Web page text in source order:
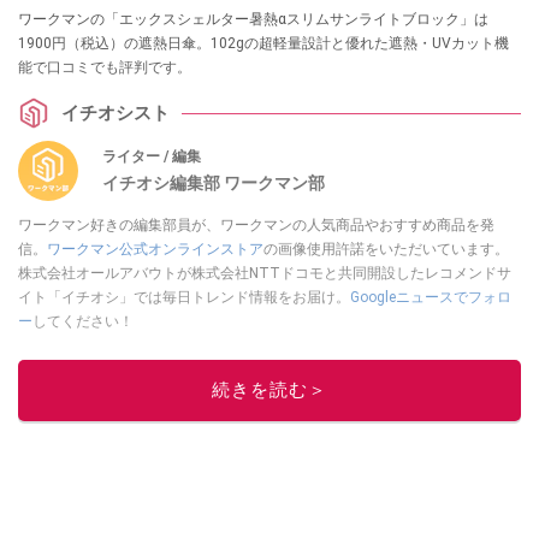
ワークマンの「エックスシェルター暑熱αスリムサンライトブロック」は
1900円（税込）の遮熱日傘。102gの超軽量設計と優れた遮熱・UVカット機
能で口コミでも評判です。
イチオシスト
ライター / 編集
イチオシ編集部 ワークマン部
ワークマン好きの編集部員が、ワークマンの人気商品やおすすめ商品を発
信。 ワークマン公式オンラインストアの画像使用許諾をいただいています。
株式会社オールアバウトが株式会社NTTドコモと共同開設したレコメンドサ
イト「イチオシ」では毎日トレンド情報をお届け。 Googleニュースでフォロ
ー してください！
このイチオシストの他の記事を読む
続きを読む＞